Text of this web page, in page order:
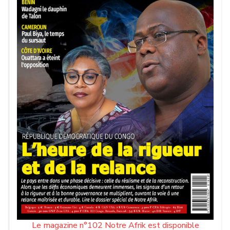
Au-delà des trois points, cette victoire apporte surtout de
la sérénité. Après la frustration du premier match contre
l’Argentine, l’Algérie avait besoin de retrouver des
certitudes et de rappeler qu’elle possède les ressources
pour rivaliser dans ce groupe relevé.
Comme souvent dans les grands tournois, les équipes ne
sont pas jugées sur leur premier résultat mais sur leur
capacité à rebondir. L’Algérie a montré qu’elle était encore
bien vivante.
Tout reste désormais ouvert dans le groupe J. L’Argentine
a déjà validé sa qualification avec un deuxième succès
consécutif, tandis que les Fennecs joueront leur avenir
lors de la dernière journée face à l’Autriche.
Deux chemins, une même pression
Le magazine n°102 Notre Afrik est disponible